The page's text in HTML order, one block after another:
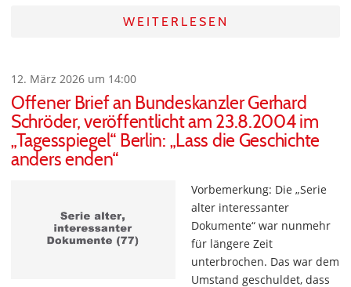
WEITERLESEN
12. März 2026 um 14:00
Offener Brief an Bundeskanzler Gerhard
Schröder, veröffentlicht am 23.8.2004 im
„Tagesspiegel“ Berlin: „Lass die Geschichte
anders enden“
Vorbemerkung: Die „Serie
alter interessanter
Dokumente“ war nunmehr
für längere Zeit
unterbrochen. Das war dem
Umstand geschuldet, dass